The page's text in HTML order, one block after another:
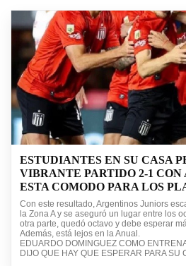
ESTUDIANTES EN SU CASA
VIBRANTE PARTIDO 2-1 CON
ESTA COMODO PARA LOS
Con este resultado, Argentinos Juniors
la Zona A y se aseguró un lugar entre los
otra parte, quedó octavo y debe esperar
Además, está lejos en la Anual.
EDUARDO DOMINGUEZ COMO
DIJO QUE HAY QUE ESPERAR PARA SU